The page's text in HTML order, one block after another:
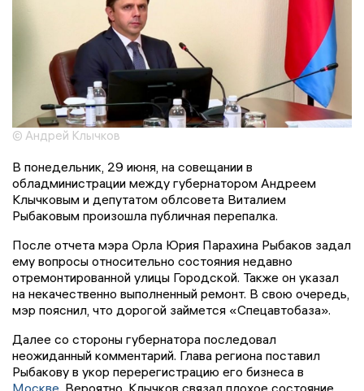
© Андрей Клычков
В понедельник, 29 июня, на совещании в
обладминистрации между губернатором Андреем
Клычковым и депутатом облсовета Виталием
Рыбаковым произошла публичная перепалка.
После отчета мэра Орла Юрия Парахина Рыбаков задал
ему вопросы относительно состояния недавно
отремонтированной улицы Городской. Также он указал
на некачественно выполненный ремонт. В свою очередь,
мэр пояснил, что дорогой займется «Спецавтобаза».
Далее со стороны губернатора последовал
неожиданный комментарий. Глава региона поставил
Рыбакову в укор перерегистрацию его бизнеса в